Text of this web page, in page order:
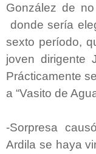
González de
donde sería
sexto período,
joven dirigente
Prácticamente
a “Vasito de
-Sorpresa
Ardila se haya